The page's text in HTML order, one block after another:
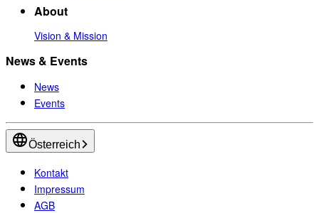
About
Vision & Mission
News & Events
News
Events
Österreich
Kontakt
Impressum
AGB